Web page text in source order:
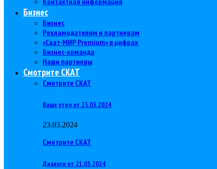
Бизнес
Бизнес
Рекламодателям и партнерам
«Скат-МИР Premium» в цифрах
Бизнес-команда
Наши партнеры
Смотрите СКАТ
Смотрите СКАТ
Ваше утро от 23.03.2024
23.03.2024
Смотрите СКАТ
Диалоги от 21.03.2024